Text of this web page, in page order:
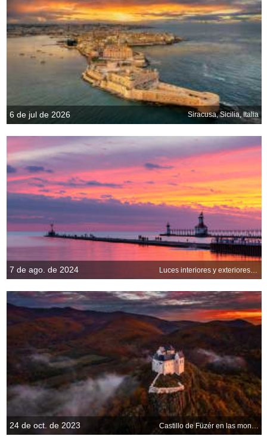
6 de jul de 2026 Siracusa, Sicilia, Italia
7 de ago. de 2024 Luces interiores y exteriores del muelle norte de St. Joseph, Michigan, EE. UU.
24 de oct. de 2023